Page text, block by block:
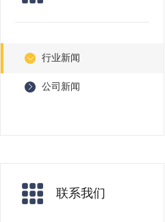
行业新闻
公司新闻
联系我们